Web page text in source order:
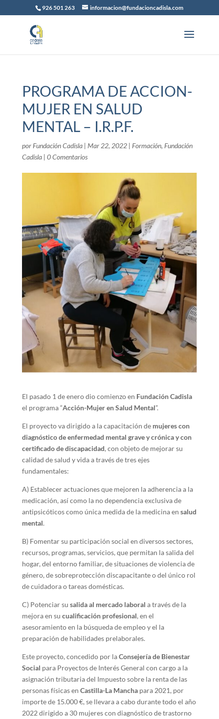
926 501 263 informacion@fundacioncadisla.com
PROGRAMA DE ACCION-
MUJER EN SALUD
MENTAL – I.R.P.F.
por Fundación Cadisla| Mar 22, 2022| Formación, Fundación
Cadisla| 0 Comentarios
El pasado 1 de enero dio comienzo en Fundación Cadisla
el programa “Acción-Mujer en Salud Mental”.
El proyecto va dirigido a la capacitación de mujeres con
diagnóstico de enfermedad mental grave y crónica y con
certificado de discapacidad, con objeto de mejorar su
calidad de salud y vida a través de tres ejes
fundamentales:
A) Establecer actuaciones que mejoren la adherencia a la
medicación, así como la no dependencia exclusiva de
antipsicóticos como única medida de la medicina en salud
mental.
B) Fomentar su participación social en diversos sectores,
recursos, programas, servicios, que permitan la salida del
hogar, del entorno familiar, de situaciones de violencia de
género, de sobreprotección discapacitante o del único rol
de cuidadora o tareas domésticas.
C) Potenciar su salida al mercado laboral a través de la
mejora en su cualificación profesional, en el
asesoramiento en la búsqueda de empleo y el la
preparación de habilidades prelaborales.
Este proyecto, concedido por laConsejería de Bienestar
Social para Proyectos de Interés General con cargo a la
asignación tributaria del Impuesto sobre la renta de las
personas físicas en Castilla-La Manchapara 2021, por
importe de 15.000 €, se llevara a cabo durante todo el año
2022 dirigido a 30 mujeres con diagnóstico de trastorno